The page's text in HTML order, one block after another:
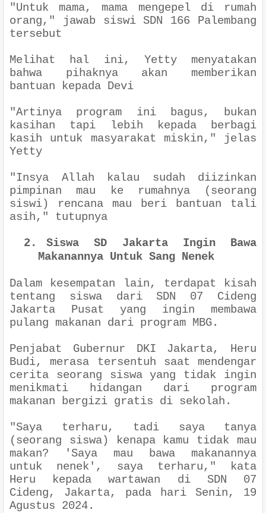
"Untuk mama, mama mengepel di rumah
orang," jawab siswi SDN 166 Palembang
tersebut
Melihat hal ini, Yetty menyatakan
bahwa pihaknya akan memberikan
bantuan kepada Devi
"Artinya program ini bagus, bukan
kasihan tapi lebih kepada berbagi
kasih untuk masyarakat miskin," jelas
Yetty
"Insya Allah kalau sudah diizinkan
pimpinan mau ke rumahnya (seorang
siswi) rencana mau beri bantuan tali
asih," tutupnya
2.
Siswa SD Jakarta Ingin Bawa
Makanannya Untuk Sang Nenek
Dalam kesempatan lain, terdapat kisah
tentang siswa dari SDN 07 Cideng
Jakarta Pusat yang ingin membawa
pulang makanan dari program MBG.
Penjabat Gubernur DKI Jakarta, Heru
Budi, merasa tersentuh saat mendengar
cerita seorang siswa yang tidak ingin
menikmati hidangan dari program
makanan bergizi gratis di sekolah.
"Saya terharu, tadi saya tanya
(seorang siswa) kenapa kamu tidak mau
makan? 'Saya mau bawa makanannya
untuk nenek', saya terharu," kata
Heru kepada wartawan di SDN 07
Cideng, Jakarta, pada hari Senin, 19
Agustus 2024.